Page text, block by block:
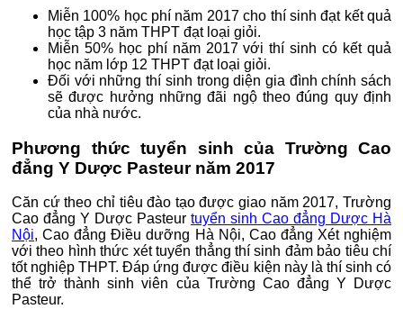
Miễn 100% học phí năm 2017 cho thí sinh đạt kết quả
học tập 3 năm THPT đạt loại giỏi.
Miễn 50% học phí năm 2017 với thí sinh có kết quả
học năm lớp 12 THPT đạt loại giỏi.
Đối với những thí sinh trong diện gia đình chính sách
sẽ được hưởng những đãi ngộ theo đúng quy định
của nhà nước.
Phương thức tuyển sinh của Trường Cao
đẳng Y Dược Pasteur năm 2017
Căn cứ theo chỉ tiêu đào tạo được giao năm 2017, Trường
Cao đẳng Y Dược Pasteur tuyển sinh Cao đẳng Dược Hà
Nội, Cao đẳng Điều dưỡng Hà Nội, Cao đẳng Xét nghiệm
với theo hình thức xét tuyển thẳng thí sinh đảm bảo tiêu chí
tốt nghiệp THPT. Đáp ứng được điều kiện này là thí sinh có
thể trở thành sinh viên của Trường Cao đẳng Y Dược
Pasteur.